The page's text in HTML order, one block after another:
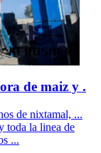
de maiz y .
de nixtamal, ...
toda la linea de
...